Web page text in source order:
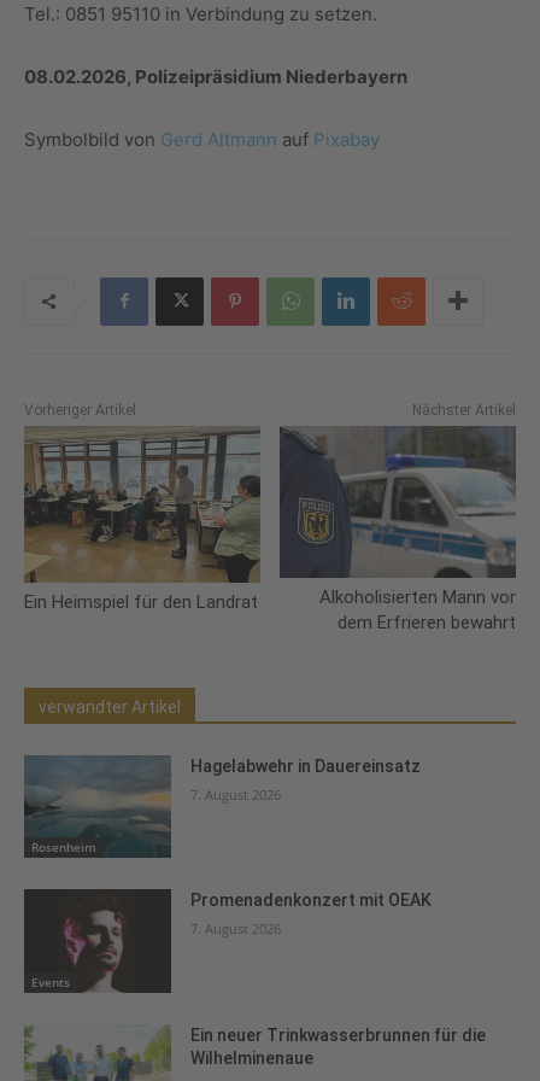
Tel.: 0851 95110 in Verbindung zu setzen.
08.02.2026, Polizeipräsidium Niederbayern
Symbolbild von Gerd Altmann auf Pixabay
Vorheriger Artikel
Ein Heimspiel für den Landrat
Nächster Artikel
Alkoholisierten Mann vor
dem Erfrieren bewahrt
verwandter Artikel
Rosenheim
Hagelabwehr in Dauereinsatz
7. August 2026
Events
Promenadenkonzert mit OEAK
7. August 2026
Ein neuer Trinkwasserbrunnen für die
Wilhelminenaue